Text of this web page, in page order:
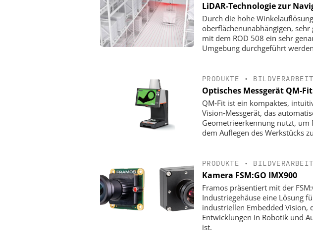
LiDAR-Technologie zur
Durch die hohe
oberflächenunabhängigen, sehr
mit dem ROD 508 ein sehr
Umgebung durchgeführt
PRODUKTE •
Optisches Messgerät QM-Fit
QM‑Fit ist ein kompaktes,
Vision‑Messgerät, das
Geometrieerkennung nutzt, um
dem Auflegen des Werkstücks
PRODUKTE •
Kamera FSM:GO IMX900
Framos präsentiert mit der
Industriegehäuse eine Lösung
industriellen Embedded Vision,
Entwicklungen in Robotik und
ist.